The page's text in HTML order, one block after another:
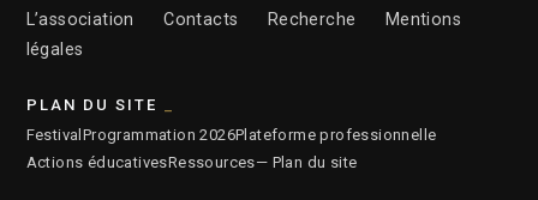
L’association
Contacts Recherche
Mentions
légales
PLAN DU SITE
Festival Programmation 2026Plateforme professionnelle
Actions éducativesRessources— Plan du site